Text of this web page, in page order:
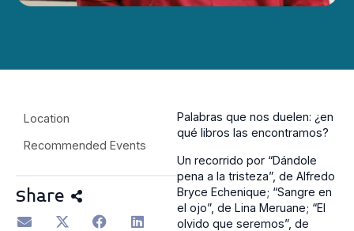
Location
Recommended Events
Share
Palabras que nos duelen: ¿en
qué libros las encontramos?
Un recorrido por “Dándole
pena a la tristeza”, de Alfredo
Bryce Echenique; “Sangre en
el ojo”, de Lina Meruane; “El
olvido que seremos”, de